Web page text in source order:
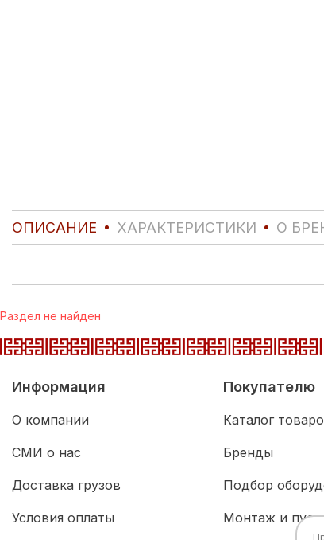
ОПИСАНИЕ ХАРАКТЕРИСТИКИ О
Раздел не найден
Информация
О компании
СМИ о нас
Доставка грузов
Условия оплаты
Покупателю
Каталог
Бренды
Подбор
Монтаж и